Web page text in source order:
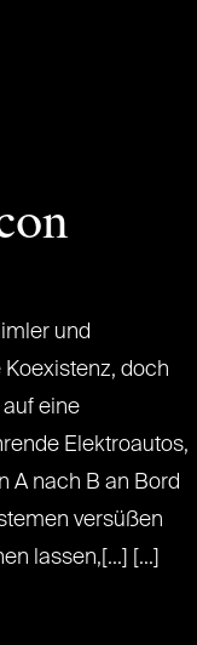
und
doch
auf eine
Elektroautos,
A nach B an Bord
versüßen
lassen,[...] [...]